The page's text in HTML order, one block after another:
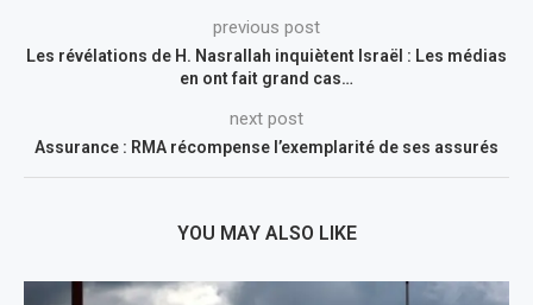
previous post
Les révélations de H. Nasrallah inquiètent Israël : Les médias
en ont fait grand cas…
next post
Assurance : RMA récompense l’exemplarité de ses assurés
YOU MAY ALSO LIKE